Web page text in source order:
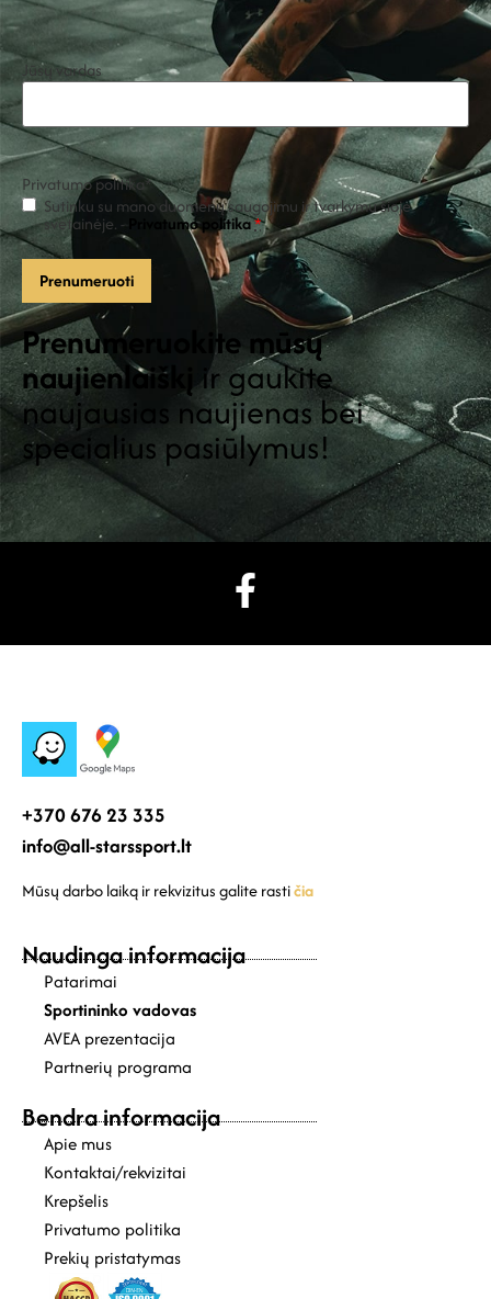
Jūsų vardas
Privatumo politika*
Sutinku su mano duomenų saugojimu ir tvarkymu šioje
svetainėje. - Privatumo politika*
Prenumeruokite mūsų
naujienlaiškįir gaukite
naujausias naujienas bei
specialius pasiūlymus!
+370 676 23 335
info@all-starssport.lt
Mūsų darbo laiką ir rekvizitus galite rastičia
Naudinga informacija
Patarimai
Sportininko vadovas
AVEA prezentacija
Partnerių programa
Bendra informacija
Apie mus
Kontaktai/rekvizitai
Krepšelis
Privatumo politika
Prekių pristatymas